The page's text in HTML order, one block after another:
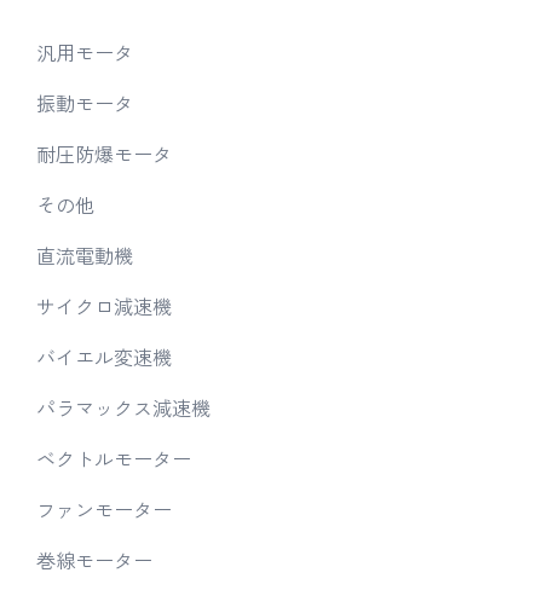
汎用モータ
振動モータ
耐圧防爆モータ
その他
直流電動機
サイクロ減速機
バイエル変速機
パラマックス減速機
ベクトルモーター
ファンモーター
巻線モーター